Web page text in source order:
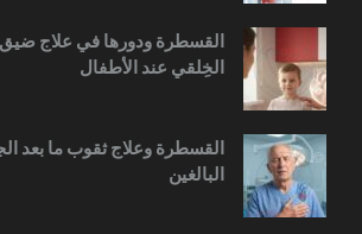
القسطرة ودورها في علاج ضيق
الخِلقي عند الأطفال
القسطرة وعلاج ثقوب ما بعد
البالغين